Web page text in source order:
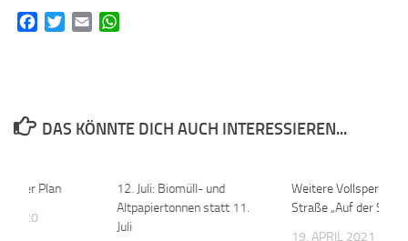
FacebookTwitterEmail
DAS KÖNNTE DICH AUCH INTERESSIEREN...
12. Juli: Biomüll- und
Altpapiertonnen statt 11.
Juli
Weitere Vollsperrung
Straße „Auf der
19. APRIL 2021
neuer Plan
2020